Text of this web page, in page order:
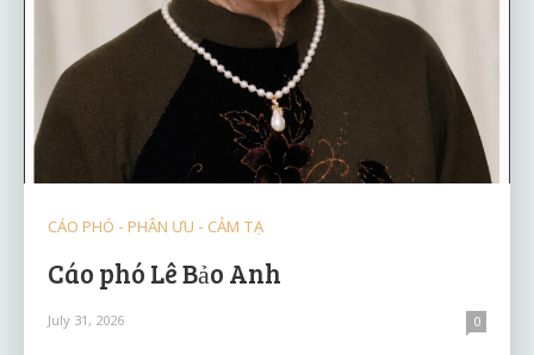
CÁO PHÓ - PHÂN ƯU - CẢM TẠ
Cáo phó Lê Bảo Anh
July 31, 2026 0